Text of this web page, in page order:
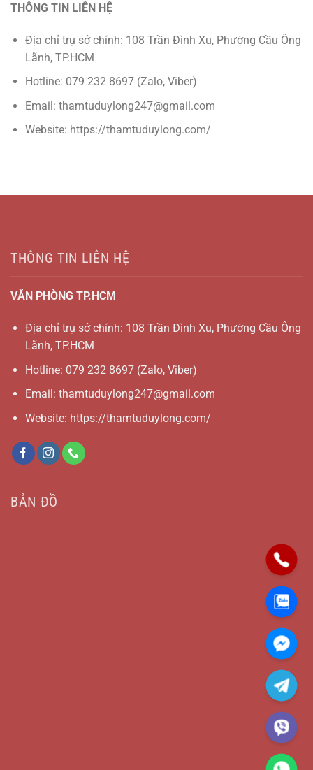
THÔNG TIN LIÊN HỆ
Địa chỉ trụ sở chính: 108 Trần Đình Xu, Phường Cầu Ông
Lãnh, TP.HCM
Hotline: 079 232 8697 (Zalo, Viber)
Email: thamtuduylong247@gmail.com
Website: https://thamtuduylong.com/
THÔNG TIN LIÊN HỆ
VĂN PHÒNG TP.HCM
Địa chỉ trụ sở chính: 108 Trần Đình Xu, Phường Cầu Ông
Lãnh, TP.HCM
Hotline: 079 232 8697(Zalo, Viber)
Email: thamtuduylong247@gmail.com
Website: https://thamtuduylong.com/
BẢN ĐỒ